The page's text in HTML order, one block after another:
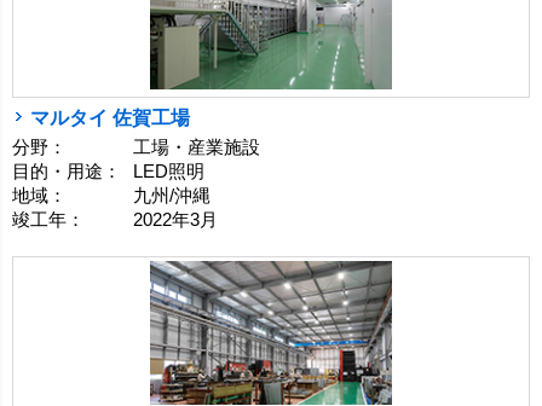
マルタイ 佐賀工場
分野：
工場・産業施設
目的・用途：
LED照明
地域：
九州/沖縄
竣工年：
2022年3月